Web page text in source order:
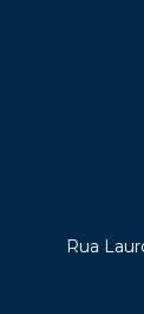
Rua